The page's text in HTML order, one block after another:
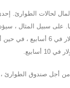
لحالات الطوارئ.
من أجل صندوق